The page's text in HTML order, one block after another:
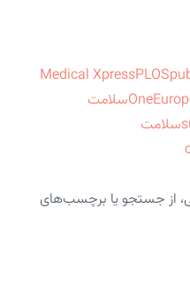
Medical XpressPLOS
Oneسلامت
سلامت
از جستجو یا برچسب‌های